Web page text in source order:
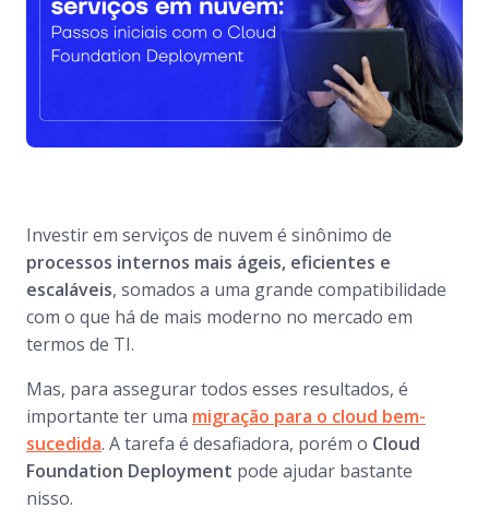
Investir em serviços de nuvem é sinônimo de
processos internos mais ágeis, eficientes e
escaláveis, somados a uma grande compatibilidade
com o que há de mais moderno no mercado em
termos de TI.
Mas, para assegurar todos esses resultados, é
importante ter uma migração para o cloud bem-
sucedida. A tarefa é desafiadora, porém o Cloud
Foundation Deployment pode ajudar bastante
nisso.